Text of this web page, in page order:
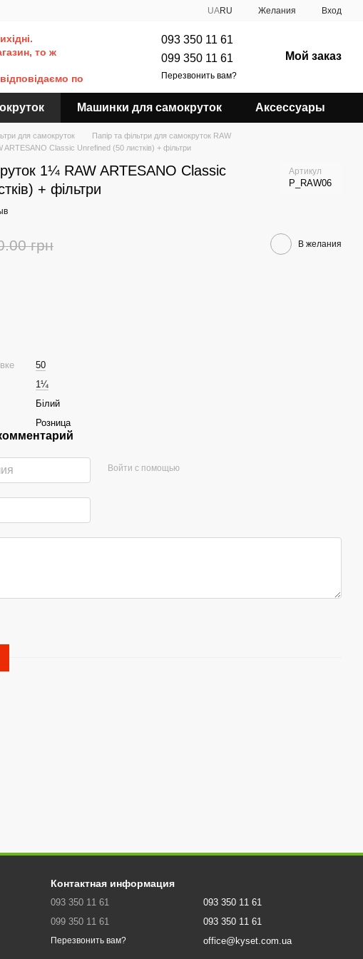
UARU Желания Вход
то ж
по
093 350 11 61
099 350 11 61
Перезвонить вам?
Мой заказ
Машинки для самокруток Аксессуары
для самокруток
Папір та фільтри для самокруток RAW
Classic Unrefined (50 листків) + фільтри
1¼ RAW ARTESANO Classic
+ фільтри
Артикул
P_RAW06
грн В желания
50
1¼
Білий
Розница
Войти с помощью
Контактная информация
093 350 11 61
099 350 11 61
Перезвонить вам?
093 350 11 61
093 350 11 61
office@kyset.com.ua